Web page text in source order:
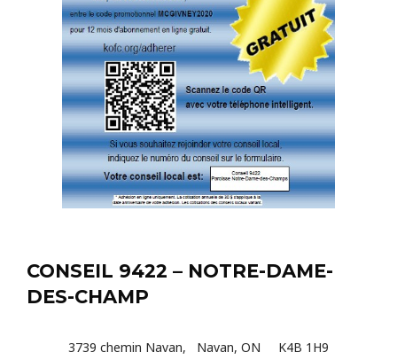
CONSEIL 9422 – NOTRE-DAME-
DES-CHAMP
3739 chemin Navan, Navan, ON K4B 1H9